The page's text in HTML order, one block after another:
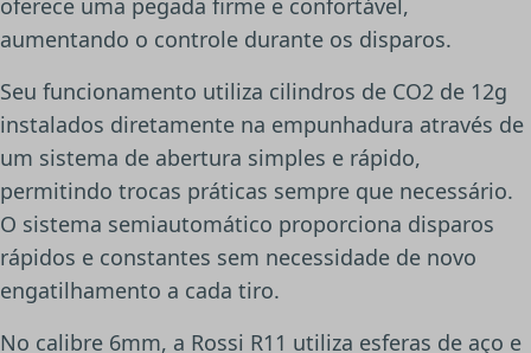
aumentando o controle durante os disparos.
Seu funcionamento utiliza cilindros de CO2 de 12g
instalados diretamente na empunhadura através de
um sistema de abertura simples e rápido,
permitindo trocas práticas sempre que necessário.
O sistema semiautomático proporciona disparos
rápidos e constantes sem necessidade de novo
engatilhamento a cada tiro.
No calibre 6mm, a Rossi R11 utiliza esferas de aço e